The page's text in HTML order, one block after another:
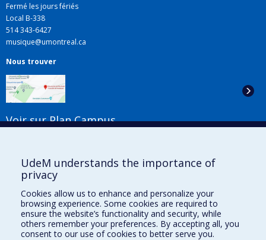
Fermé les jours fériés
Local B-338
514 343-6427
musique@umontreal.ca
Nous trouver
Voir sur Plan Campus
Liens utiles
Plan du site
Accessibilité
UdeM understands the importance of
privacy
Cookies allow us to enhance and personalize your
browsing experience. Some cookies are required to
ensure the website’s functionality and security, while
others remember your preferences. By accepting all, you
consent to our use of cookies to better serve you.